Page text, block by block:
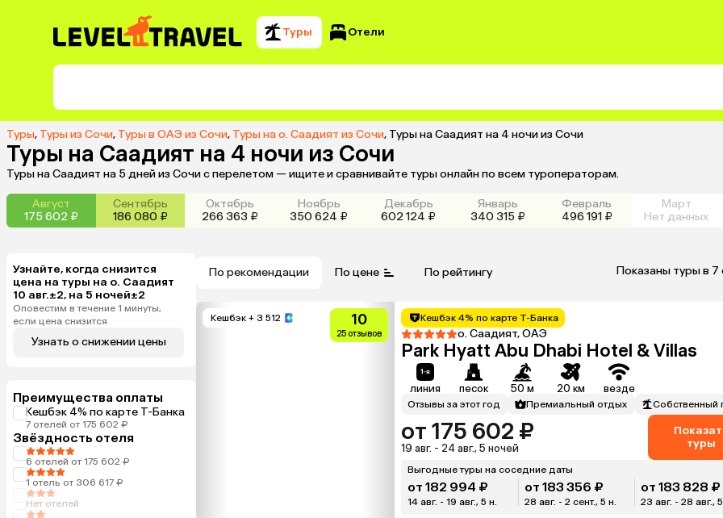
Туры Отели
Туры, Туры из Сочи, Туры в ОАЭ из Сочи, Туры на о. Саадият из Сочи, Туры на Саадият на 4 ночи из Сочи
Туры на Саадият на 4 ночи из Сочи
Туры на Саадият на 5 дней из Сочи с перелетом — ищите и сравнивайте туры онлайн по всем туроператорам.
Август
175 602 ₽
Сентябрь
186 080 ₽
Октябрь
266 363 ₽
Ноябрь
350 624 ₽
Декабрь
602 124 ₽
Январь
340 315 ₽
Февраль
496 191 ₽
Март
Нет данных
Узнайте, когда снизится
цена на туры на о. Саадият
10 авг.±2, на 5 ночей±2
Оповестим в течение 1 минуты,
если цена снизится
Узнать о снижении цены
Преимущества оплаты
Кешбэк 4% по карте Т-Банка
7 отелей от 175 602 ₽
Звёздность отеля
6 отелей от 175 602 ₽
1 отель от 306 617 ₽
Нет отелей
По рекомендации По цене По рейтингу Показаны туры в 7
Кешбэк + 3 512 10
25 отзывов
Кешбэк 4% по карте Т-Банка
о. Саадият, ОАЭ
Park Hyatt Abu Dhabi Hotel & Villas
линия песок 50 м 20 км везде
Отзывы за этот год Премиальный отдых Собственный
от 175 602 ₽
19 авг. - 24 авг., 5 ночей
туры
Выгодные туры на соседние даты
от 182 994 ₽
14 авг. - 19 авг., 5 н.
от 183 356 ₽
28 авг. - 2 сент., 5 н.
от 183 828 ₽
23 авг. - 28 авг.,